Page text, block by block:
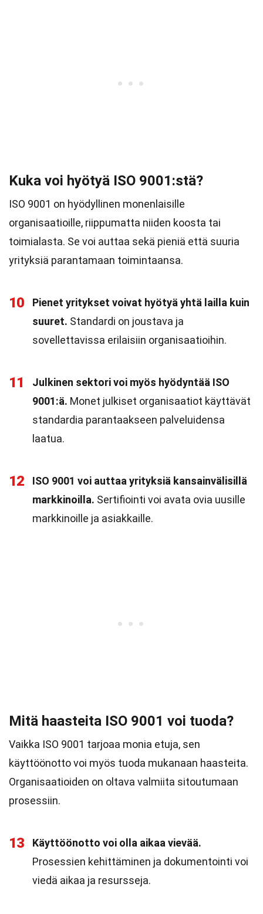
Kuka voi hyötyä ISO 9001:stä?
ISO 9001 on hyödyllinen monenlaisille
organisaatioille, riippumatta niiden koosta tai
toimialasta. Se voi auttaa sekä pieniä että suuria
yrityksiä parantamaan toimintaansa.
10
Pienet yritykset voivat hyötyä yhtä lailla kuin
suuret. Standardi on joustava ja
sovellettavissa erilaisiin organisaatioihin.
11
Julkinen sektori voi myös hyödyntää ISO
9001:ä. Monet julkiset organisaatiot käyttävät
standardia parantaakseen palveluidensa
laatua.
12
ISO 9001 voi auttaa yrityksiä kansainvälisillä
markkinoilla. Sertifiointi voi avata ovia uusille
markkinoille ja asiakkaille.
Mitä haasteita ISO 9001 voi tuoda?
Vaikka ISO 9001 tarjoaa monia etuja, sen
käyttöönotto voi myös tuoda mukanaan haasteita.
Organisaatioiden on oltava valmiita sitoutumaan
prosessiin.
13
Käyttöönotto voi olla aikaa vievää.
Prosessien kehittäminen ja dokumentointi voi
viedä aikaa ja resursseja.